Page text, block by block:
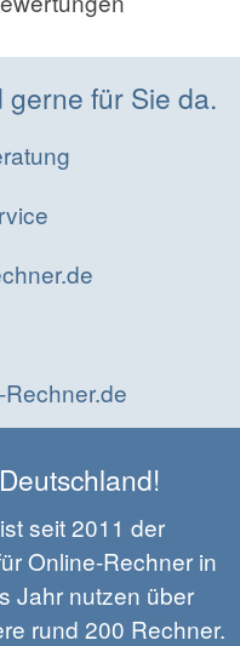
für Sie da.
seit 2011 der
Online-Rechner in
Jahr nutzen über
rund 200 Rechner.